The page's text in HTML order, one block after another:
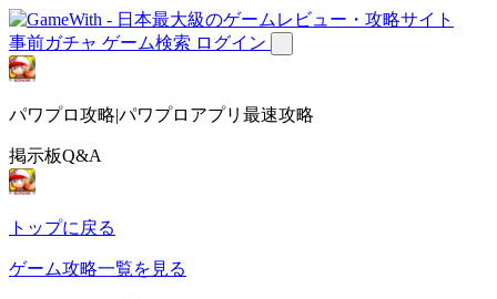
事前ガチャ ゲーム検索 ログイン
パワプロ攻略|パワプロアプリ最速攻略
掲示板Q&A
トップに戻る
ゲーム攻略一覧を見る